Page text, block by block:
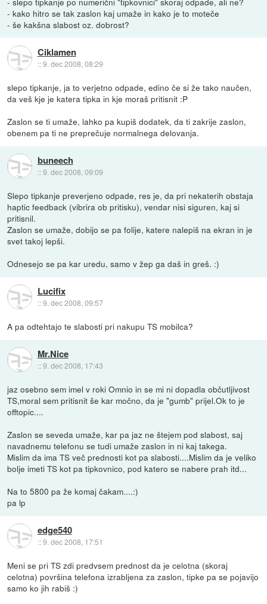
- kako hitro se tak zaslon kaj umaže in kako je to moteče
- še kakšna slabost oz. dobrost?
Ciklamen
::9. dec 2008, 08:29
slepo tipkanje, ja to verjetno odpade, edino če si že tako naučen,
da veš kje je katera tipka in kje moraš pritisnit :P
Zaslon se ti umaže, lahko pa kupiš dodatek, da ti zakrije zaslon,
obenem pa ti ne preprečuje normalnega delovanja.
buneech
::9. dec 2008, 09:09
Slepo tipkanje preverjeno odpade, res je, da pri nekaterih obstaja
haptic feedback (vibrira ob pritisku), vendar nisi siguren, kaj si
pritisnil.
Zaslon se umaže, dobijo se pa folije, katere nalepiš na ekran in je
svet takoj lepši.
Odnesejo se pa kar uredu, samo v žep ga daš in greš. :)
Lucifix
::9. dec 2008, 09:57
A pa odtehtajo te slabosti pri nakupu TS mobilca?
Mr.Nice
::9. dec 2008, 17:43
jaz osebno sem imel v roki Omnio in se mi ni dopadla občutljivost
TS,moral sem pritisnit še kar močno, da je "gumb" prijel.Ok to je
offtopic....
Zaslon se seveda umaže, kar pa jaz ne štejem pod slabost, saj
navadnemu telefonu se tudi umaže zaslon in ni kaj takega.
Mislim da ima TS več prednosti kot pa slabosti....Mislim da je veliko
bolje imeti TS kot pa tipkovnico, pod katero se nabere prah itd...
Na to 5800 pa že komaj čakam....:)
pa lp
edge540
::9. dec 2008, 17:51
Meni se pri TS zdi predvsem prednost da je celotna (skoraj
celotna) površina telefona izrabljena za zaslon, tipke pa se pojavijo
samo ko jih rabiš :)